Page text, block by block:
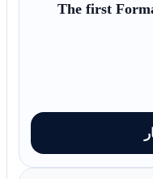
The first